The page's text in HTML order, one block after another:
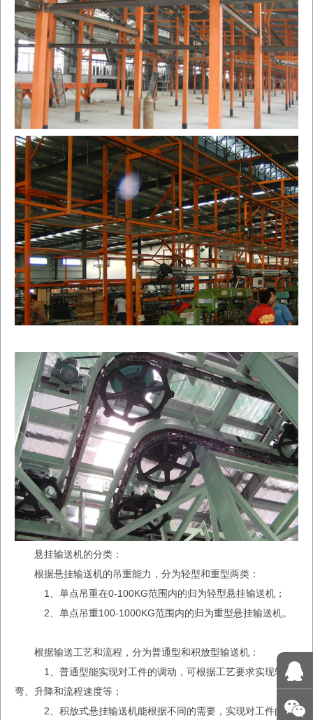
悬挂输送机的分类：
根据悬挂输送机的吊重能力，分为轻型和重型两类：
1、单点吊重在0-100KG范围内的归为轻型悬挂输送机；
2、单点吊重100-1000KG范围内的归为重型悬挂输送机。
根据输送工艺和流程，分为普通型和积放型输送机：
1、普通型能实现对工件的调动，可根据工艺要求实现转
弯、升降和流程速度等；
2、积放式悬挂输送机能根据不同的需要，实现对工件的自